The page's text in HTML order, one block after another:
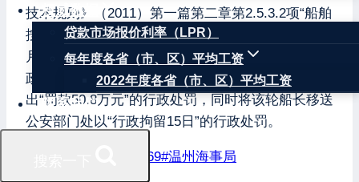
权威数据
贷款市场报价利率（LPR）
每年度各省（市、区）平均工资
2022年度各省（市、区）平均工资
联系我们
技术规则》（2011）第一篇第二章第2.5.3.2项“船舶
按证书限定的航区和条件进行营运/作业”等规定。6
月3日、温州海事局依法对该轮采取“扣押30日”的行
政强制措施。6月22日，温州市海事局依法对该轮作
出“罚款50.8万元”的行政处罚，同时将该轮船长移送
公安部门处以“行政拘留15日”的行政处罚。
三泰6669#温州海事局